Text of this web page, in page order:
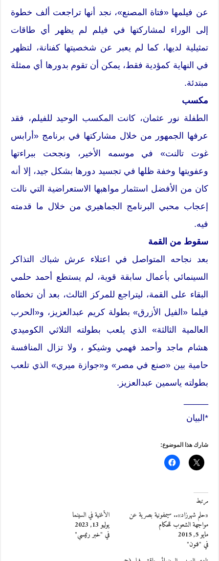
عن فيلمها «فتاة المصنع»، نجد أنها تراجعت ألف خطوة
إلى الوراء لمشاركتها في فيلم لم يظهر أي طاقات
تمثيلية لديها، كما لم يعبر عن شخصيتها كفنانة، لتظهر
في النهاية كمؤدية فقط، يمكن أن تقوم بدورها أي ممثلة
مبتدئة.
مكسب
الطفلة نور عثمان، كانت المكسب الوحيد للفيلم، فقد
عرفها الجمهور من خلال مشاركتها في برنامج «أرابس
غوت تالنت» في موسمه الأخير، ونجحت ببراءتها
وعفويتها وخفة ظلها في تجسيد دورها بشكل جيد، إلا أنه
كان من الأفضل استثمار مواهبها الاستعراضية التي نالت
إعجاب محبي البرنامج الجماهيري من خلال ما قدمته
فيه.
سقوط من القمة
بعد نجاحه المتواصل في اعتلاء عرش شباك التذاكر
السينمائي بأعمال سابقة قوية، لم يستطع أحمد حلمي
البقاء على القمة، ليتراجع للمركز الثالث، بعد أن تخطاه
فيلما «الفيل الأزرق» بطولة كريم عبدالعزيز، و«الحرب
العالمية الثالثة» الذي يلعب بطولته الثلاثي الكوميدي
هشام ماجد وأحمد فهمي وشيكو ، ولا تزال المنافسة
حامية بين «صنع في مصر» و«جوازة ميري» الذي تلعب
بطولته ياسمين عبدالعزيز.
*البيان
شارك هذا الموضوع:
مرتبط
«حلم شهرزاد».. سيمفونية بصرية عن
مواجهة الشعوب للحكام
مايو 5, 2015
في "فنون"
الأغنية في السينما
يوليو 13, 2023
في "خبر رئيسي"